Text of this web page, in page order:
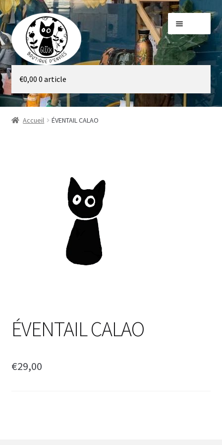
Aller
à
la
navigation
Aller
au
contenu
Galerie
Boutique
€0,00 0 article
Accueil ÉVENTAIL CALAO
ÉVENTAIL CALAO
€29,00